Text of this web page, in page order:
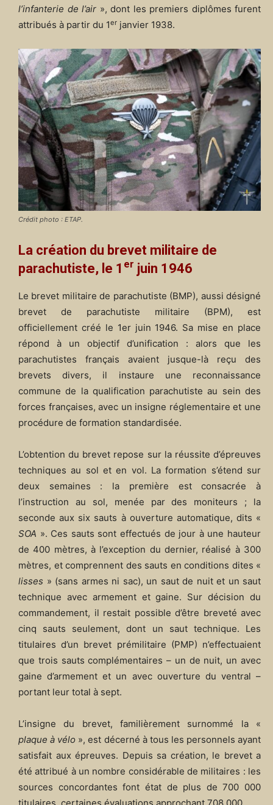
l’infanterie de l’air », dont les premiers diplômes furent
attribués à partir du 1er janvier 1938.
Crédit photo : ETAP.
La création du brevet militaire de
parachutiste, le 1 er juin 1946
Le brevet militaire de parachutiste (BMP), aussi désigné
brevet de parachutiste militaire (BPM), est
officiellement créé le 1er juin 1946. Sa mise en place
répond à un objectif d’unification : alors que les
parachutistes français avaient jusque-là reçu des
brevets divers, il instaure une reconnaissance
commune de la qualification parachutiste au sein des
forces françaises, avec un insigne réglementaire et une
procédure de formation standardisée.
L’obtention du brevet repose sur la réussite d’épreuves
techniques au sol et en vol. La formation s’étend sur
deux semaines : la première est consacrée à
l’instruction au sol, menée par des moniteurs ; la
seconde aux six sauts à ouverture automatique, dits «
SOA ». Ces sauts sont effectués de jour à une hauteur
de 400 mètres, à l’exception du dernier, réalisé à 300
mètres, et comprennent des sauts en conditions dites «
lisses » (sans armes ni sac), un saut de nuit et un saut
technique avec armement et gaine. Sur décision du
commandement, il restait possible d’être breveté avec
cinq sauts seulement, dont un saut technique. Les
titulaires d’un brevet prémilitaire (PMP) n’effectuaient
que trois sauts complémentaires – un de nuit, un avec
gaine d’armement et un avec ouverture du ventral –
portant leur total à sept.
L’insigne du brevet, familièrement surnommé la «
plaque à vélo », est décerné à tous les personnels ayant
satisfait aux épreuves. Depuis sa création, le brevet a
été attribué à un nombre considérable de militaires : les
sources concordantes font état de plus de 700 000
titulaires, certaines évaluations approchant 708 000.